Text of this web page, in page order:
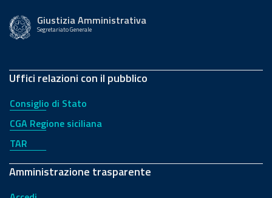
Giustizia Amministrativa
Segretariato Generale
Uffici relazioni con il pubblico
Consiglio di Stato
CGA Regione siciliana
TAR
Amministrazione trasparente